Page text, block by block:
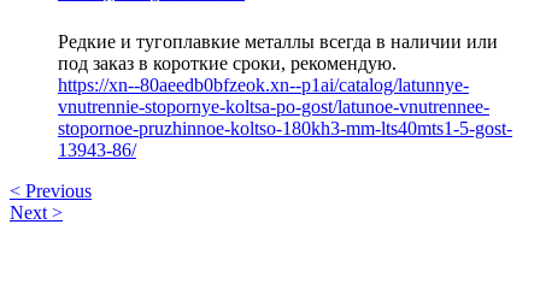
Редкие и тугоплавкие металлы всегда в наличии или
под заказ в короткие сроки, рекомендую.
https://xn--80aeedb0bfzeok.xn--p1ai/catalog/latunnye-
vnutrennie-stopornye-koltsa-po-gost/latunoe-vnutrennee-
stopornoe-pruzhinnoe-koltso-180kh3-mm-lts40mts1-5-gost-
13943-86/
< Previous
Next >